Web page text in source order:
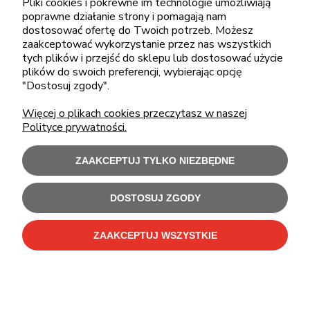
ZAKUPY
MOJE KONTO
INFORMACJE
Użytkowanie sklepu oznacza zgodę na wykorzystywanie plików cookies.
Szczegółowe informacje wPolityce prywatności
C-Bit Bis OnLine - tanie laptopy poleasingowe i używane komputery biurowe.
poprawne działanie strony i pomagają nam
dostosować ofertę do Twoich potrzeb. Możesz
zaakceptować wykorzystanie przez nas wszystkich
tych plików i przejść do sklepu lub dostosować użycie
plików do swoich preferencji, wybierając opcję
"Dostosuj zgody".
Więcej o plikach cookies przeczytasz w naszej
Polityce prywatności.
ZAAKCEPTUJ TYLKO NIEZBĘDNE
DOSTOSUJ ZGODY
ZAAKCEPTUJ WSZYSTKIE